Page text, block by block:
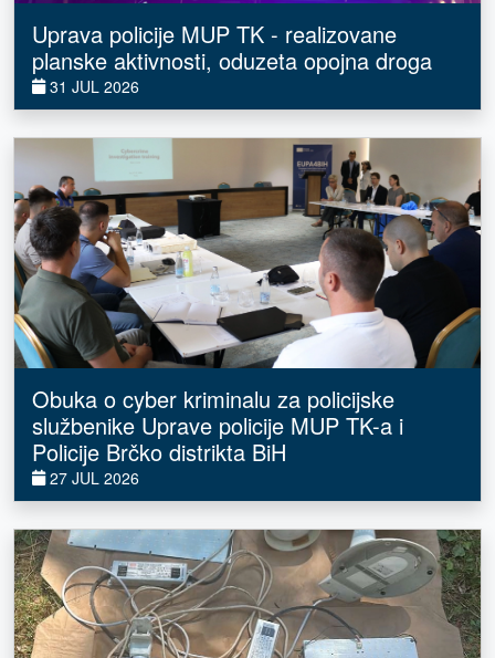
Uprava policije MUP TK - realizovane
planske aktivnosti, oduzeta opojna droga
31 JUL 2026
Obuka o cyber kriminalu za policijske
službenike Uprave policije MUP TK-a i
Policije Brčko distrikta BiH
27 JUL 2026